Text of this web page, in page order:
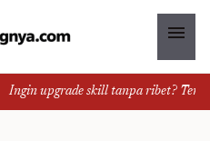
menu
Ingin upgrade skill tanpa ribet?